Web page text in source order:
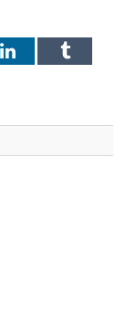
LinkedInTumblr